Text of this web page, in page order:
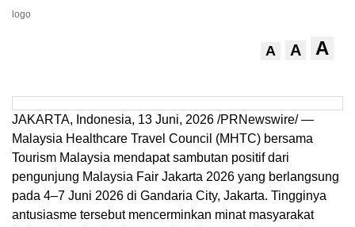
logo
A A A
JAKARTA, Indonesia, 13 Juni, 2026 /PRNewswire/ —
Malaysia Healthcare Travel Council (MHTC) bersama
Tourism Malaysia mendapat sambutan positif dari
pengunjung Malaysia Fair Jakarta 2026 yang berlangsung
pada 4–7 Juni 2026 di Gandaria City, Jakarta. Tingginya
antusiasme tersebut mencerminkan minat masyarakat